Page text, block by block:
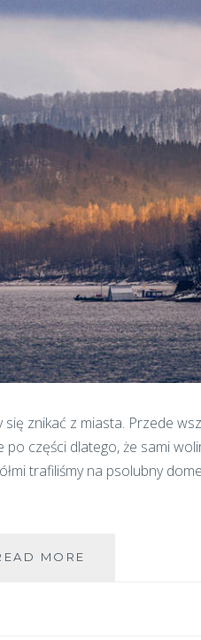
znikać z miasta. Przede
części dlatego, że sami
trafiliśmy na psolubny
MORE